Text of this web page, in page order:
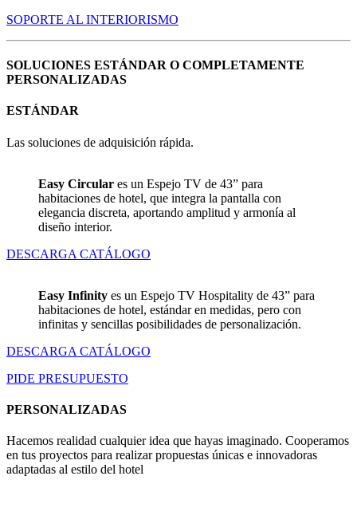
SOPORTE AL INTERIORISMO
SOLUCIONES ESTÁNDAR O COMPLETAMENTE
PERSONALIZADAS
ESTÁNDAR
Las soluciones de adquisición rápida.
Easy Circular es un Espejo TV de 43” para
habitaciones de hotel, que integra la pantalla con
elegancia discreta, aportando amplitud y armonía al
diseño interior.
DESCARGA CATÁLOGO
Easy Infinity es un Espejo TV Hospitality de 43” para
habitaciones de hotel, estándar en medidas, pero con
infinitas y sencillas posibilidades de personalización.
DESCARGA CATÁLOGO
PIDE PRESUPUESTO
PERSONALIZADAS
Hacemos realidad cualquier idea que hayas imaginado. Cooperamos
en tus proyectos para realizar propuestas únicas e innovadoras
adaptadas al estilo del hotel